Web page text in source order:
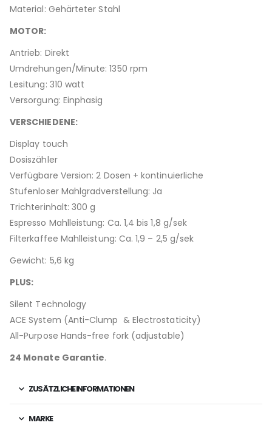
Material: Gehärteter Stahl
MOTOR:
Antrieb: Direkt
Umdrehungen/Minute: 1350 rpm
Lesitung: 310 watt
Versorgung: Einphasig
VERSCHIEDENE:
Display touch
Dosiszähler
Verfügbare Version: 2 Dosen + kontinuierliche
Stufenloser Mahlgradverstellung: Ja
Trichterinhalt: 300 g
Espresso Mahlleistung: Ca. 1,4 bis 1,8 g/sek
Filterkaffee Mahlleistung: Ca. 1,9 – 2,5 g/sek
Gewicht: 5,6 kg
PLUS:
Silent Technology
ACE System (Anti-Clump & Electrostaticity)
All-Purpose Hands-free fork (adjustable)
24 Monate Garantie.
ZUSÄTZLICHE INFORMATIONEN
MARKE